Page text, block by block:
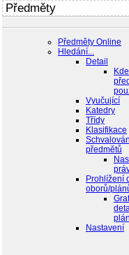
Předměty Online
Hledání...
Detail
Vyučující
Katedry
Třídy
Klasifikace
předmětů
Prohlížení
oborů/
Nastavení